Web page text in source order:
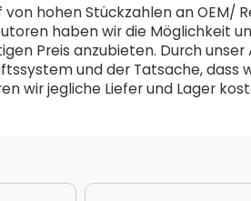
von hohen Stückzahlen an OEM/
haben wir die Möglichkeit
Preis anzubieten. Durch
und der Tatsache, dass
wir jegliche Liefer und Lager